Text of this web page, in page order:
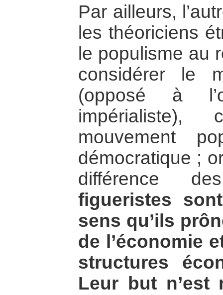
Par ailleurs,
les théoriciens
le populisme au
considérer le
(opposé à
mouvement
démocratique ;
différence
figueristes
sens qu’ils
de l’économie
structures
Leur but n’est